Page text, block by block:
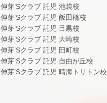
伸芽’Sクラブ 託児 池袋校
伸芽’Sクラブ 託児 飯田橋校
伸芽’Sクラブ 託児 目黒校
伸芽’Sクラブ 託児 大崎校
伸芽’Sクラブ 託児 田町校
伸芽’Sクラブ 託児 自由が丘校
伸芽’Sクラブ 託児 晴海トリトン校